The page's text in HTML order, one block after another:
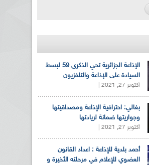
الإذاعة الجزائرية تحي الذكرى 59 لبسط
السيادة على الإذاعة والتلفزيون
أكتوبر 27, 2021 |
بغالي: احترافية الإذاعة ومصداقيتها
وجواريتها ضمانة لريادتها
أكتوبر 27, 2021 |
أحمد بلدية للإذاعة : اعداد القانون
العضوي للإعلام في مرحلته الأخيرة و